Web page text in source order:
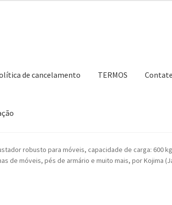
de cancelamento TERMOS
de compras Contate agora Impressão
robusto para móveis, capacidade de carga: 600
de móveis, pés de armário e muito mais, por Kojima